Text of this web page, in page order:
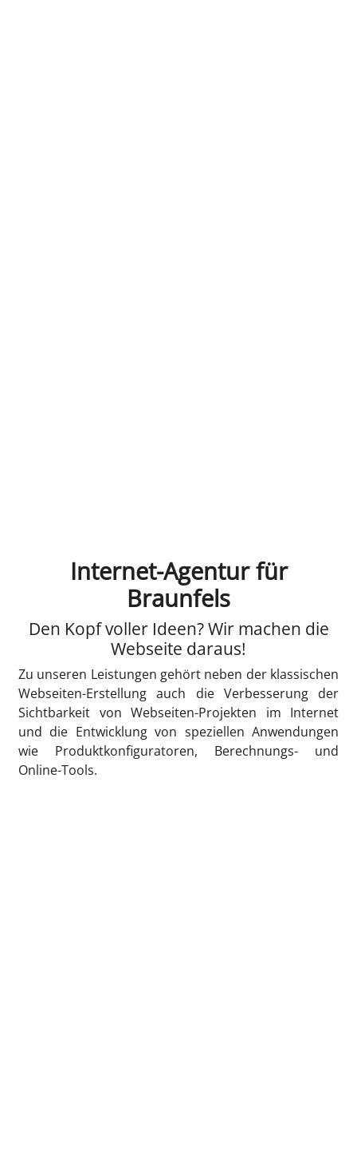
Internet-Agentur für
Braunfels
Den Kopf voller Ideen? Wir machen die
Webseite daraus!
Zu unseren Leistungen gehört neben der klassischen
Webseiten-Erstellung auch die Verbesserung der
Sichtbarkeit von Webseiten-Projekten im Internet
und die Entwicklung von speziellen Anwendungen
wie Produktkonfiguratoren, Berechnungs- und
Online-Tools.